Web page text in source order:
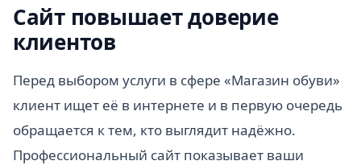
Сайт повышает доверие
клиентов
Перед выбором услуги в сфере «Магазин обуви»
клиент ищет её в интернете и в первую очередь
обращается к тем, кто выглядит надёжно.
Профессиональный сайт показывает ваши